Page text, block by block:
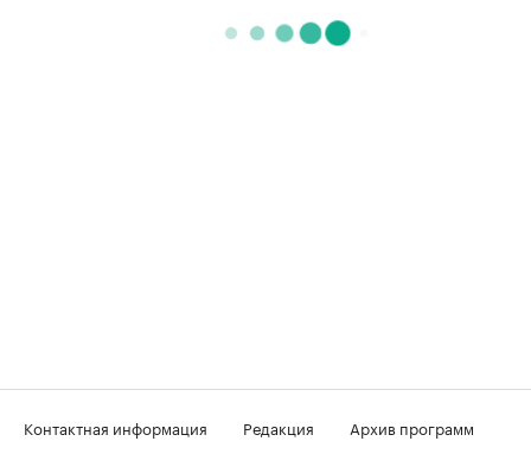
Контактная информация Редакция
Архив программ